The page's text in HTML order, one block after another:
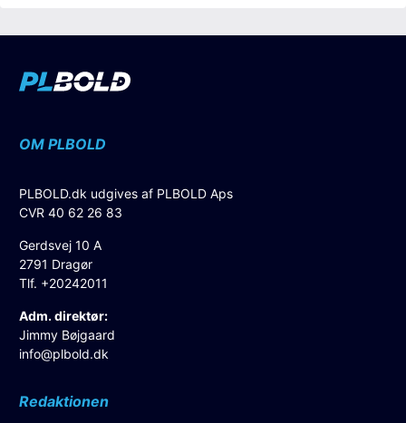
OM PLBOLD
PLBOLD.dk udgives af PLBOLD Aps
CVR 40 62 26 83
Gerdsvej 10 A
2791 Dragør
Tlf. +20242011
Adm. direktør:
Jimmy Bøjgaard
info@plbold.dk
Redaktionen